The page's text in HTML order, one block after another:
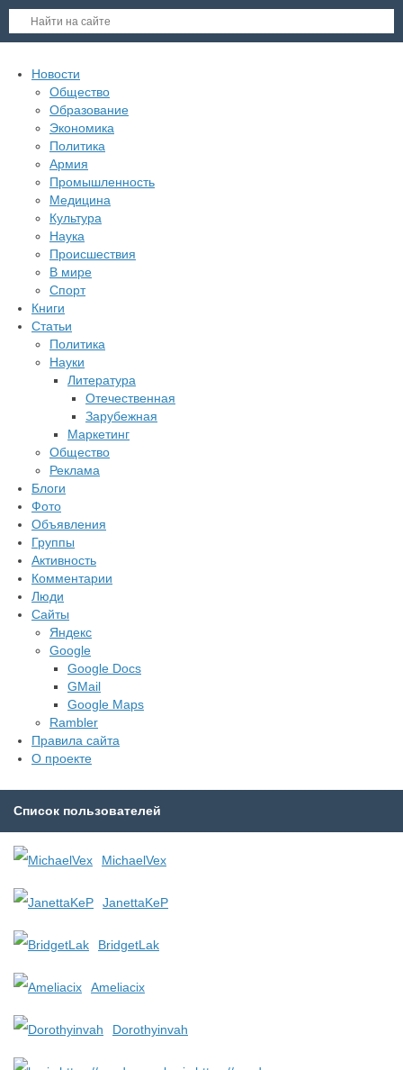
Новости
Общество
Образование
Экономика
Политика
Армия
Промышленность
Медицина
Культура
Наука
Происшествия
В мире
Спорт
Книги
Статьи
Политика
Науки
Литература
Отечественная
Зарубежная
Маркетинг
Общество
Реклама
Блоги
Фото
Объявления
Группы
Активность
Комментарии
Люди
Сайты
Яндекс
Google
Google Docs
GMail
Google Maps
Rambler
Правила сайта
О проекте
Список пользователей
MichaelVex
JanettaKeP
BridgetLak
Ameliacix
Dorothyinvah